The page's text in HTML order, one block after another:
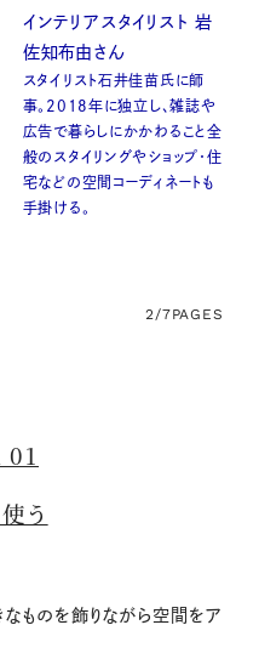
インテリアスタイリスト 岩
佐知布由さん
スタイリスト石井佳苗氏に師
事。2018年に独立し、雑誌や
広告で暮らしにかかわること全
般のスタイリングやショップ・住
宅などの空間コーディネートも
手掛ける。
2/7PAGES
01
う
なものを飾りながら空間をア